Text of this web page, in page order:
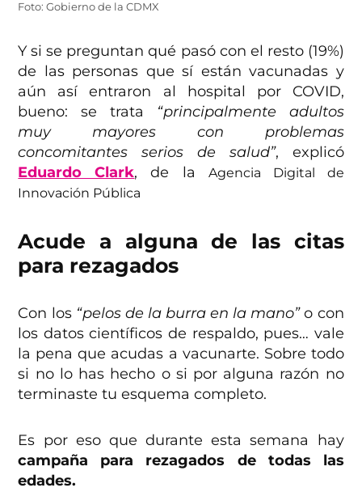
Foto: Gobierno de la CDMX
Y si se preguntan qué pasó con el resto (19%)
de las personas que sí están vacunadas y
aún así entraron al hospital por COVID,
bueno: se trata
“principalmente adultos
muy mayores con problemas
concomitantes serios de salud”, explicó
Eduardo Clark, de la
Agencia Digital de
Innovación Pública
Acude a alguna de las citas
para rezagados
Con los “pelos de la burra en la mano”o con
los datos científicos de respaldo, pues… vale
la pena que acudas a vacunarte. Sobre todo
si no lo has hecho o si por alguna razón no
terminaste tu esquema completo.
Es por eso que durante esta semana hay
campaña para rezagados de todas las
edades.